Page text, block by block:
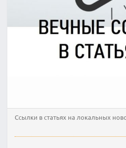
Ссылки в статьях на локальных